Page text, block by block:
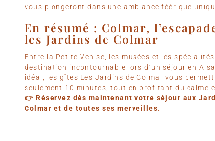
vous plongeront dans une ambiance féérique
En résumé : Colmar,
les Jardins de Colmar
Entre la Petite Venise, les musées et les
destination incontournable lors d’un séjour en
idéal, les gîtes Les Jardins de Colmar vous
seulement 10 minutes, tout en profitant du calme
👉 Réservez dès maintenant votre séjour aux
Colmar et de toutes ses merveilles.